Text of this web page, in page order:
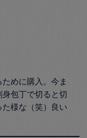
めに購入。今ま
包丁で切ると切
様な（笑）良い